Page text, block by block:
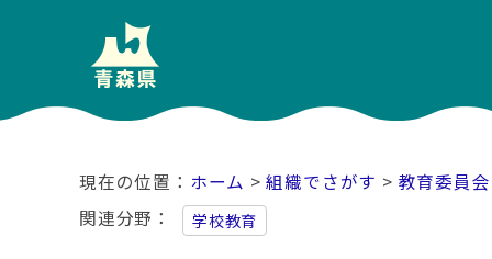
ホーム >組織でさがす > 教育委員会
関連分野
学校教育